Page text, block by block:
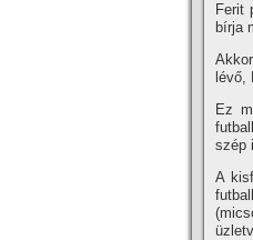
Ferit
bí­rja
lévő,
Ez
szép
A